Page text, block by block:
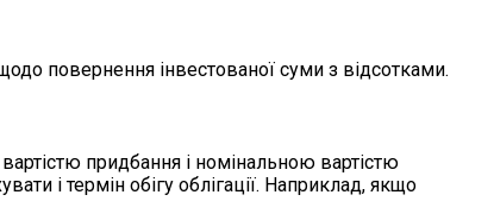
повернення інвестованої суми з відсотками.
придбання і номінальною вартістю
і термін обігу облігації. Наприклад, якщо